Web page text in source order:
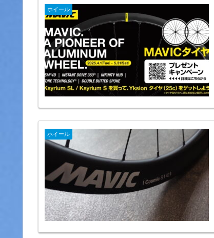
ホイール
ホイール